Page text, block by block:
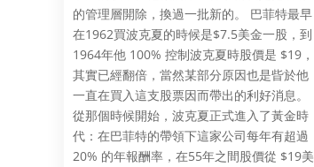
的管理層開除，換過一批新的。 巴菲特最早
在1962買波克夏的時候是$7.5美金一股，到
1964年他 100% 控制波克夏時股價是 $19，
其實已經翻倍，當然某部分原因也是㫮於他
一直在買入這支股票因而帶出的利好消息。
從那個時候開始，波克夏正式進入了黃金時
代：在巴菲特的帶領下這家公司每年有超過
20% 的年報酬率，在55年之間股價從 $19美